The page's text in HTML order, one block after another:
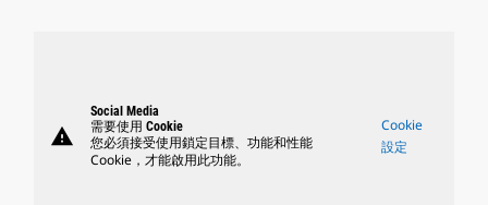
warning
Social Media
需要使用 Cookie
您必須接受使用鎖定目標、功能和性能
Cookie，才能啟用此功能。
Cookie
設定